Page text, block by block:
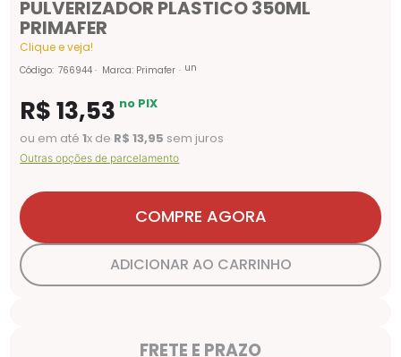
PULVERIZADOR PLASTICO 350ML
PRIMAFER
Clique e veja!
Código: 766944 Marca: Primafer un
R$13,53 no PIX
ou em até1x de R$ 13,95 sem juros
Outras opções de parcelamento
COMPRE AGORA
ADICIONAR AO CARRINHO